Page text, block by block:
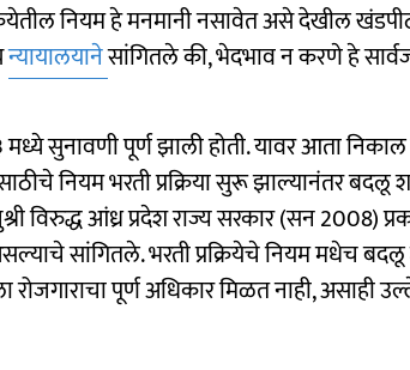
नियम हे मनमानी नसावेत असे देखील
न्यायालयानेसांगितले की, भेदभाव न करणे हे
सुनावणी पूर्ण झाली होती. यावर आता निकाल
नियम भरती प्रक्रिया सुरू झाल्यानंतर बदलू
विरुद्ध आंध्र प्रदेश राज्य सरकार (सन 2008)
सांगितले. भरती प्रक्रियेचे नियम मधेच
रोजगाराचा पूर्ण अधिकार मिळत नाही,